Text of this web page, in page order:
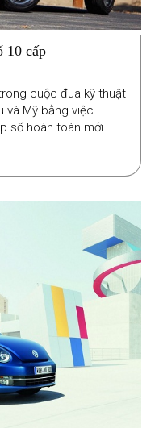
10 cấp
cuộc đua kỹ thuật
và Mỹ bằng việc
số hoàn toàn mới.